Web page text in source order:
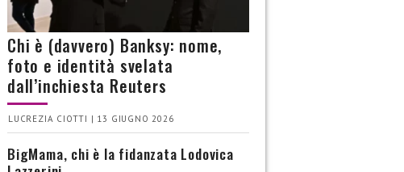
Chi è (davvero) Banksy: nome,
foto e identità svelata
dall’inchiesta Reuters
LUCREZIA CIOTTI | 13 GIUGNO 2026
BigMama, chi è la fidanzata Lodovica